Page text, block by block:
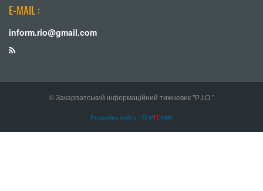
E-MAIL :
inform.rio@gmail.com
© Закарпатський інформаційний тижневик "Р.І.О."
Розробка сайту - CrafIT.com